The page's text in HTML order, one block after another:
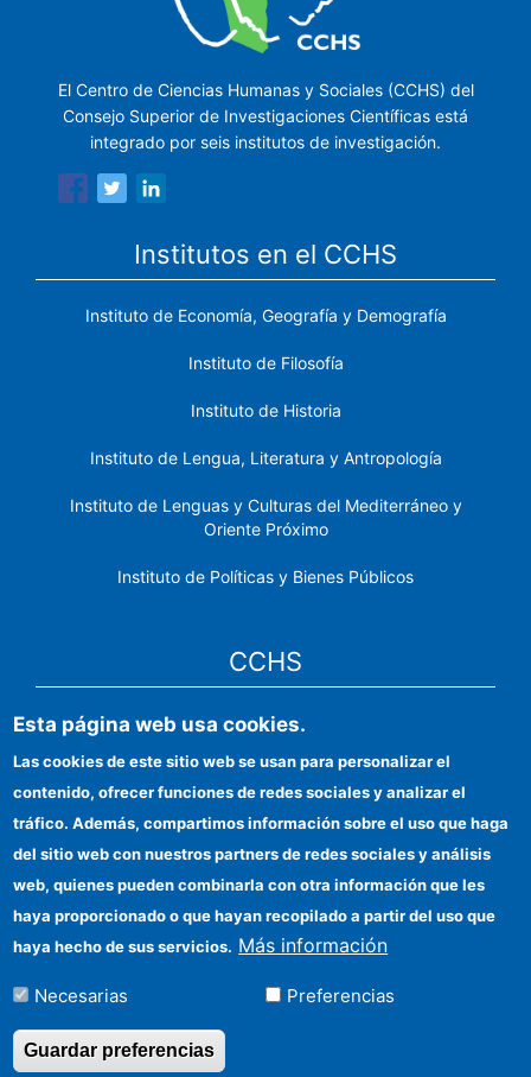
El Centro de Ciencias Humanas y Sociales (CCHS) del
Consejo Superior de Investigaciones Científicas está
integrado por seis institutos de investigación.
Institutos en el CCHS
Instituto de Economía, Geografía y Demografía
Instituto de Filosofía
Instituto de Historia
Instituto de Lengua, Literatura y Antropología
Instituto de Lenguas y Culturas del Mediterráneo y
Oriente Próximo
Instituto de Políticas y Bienes Públicos
CCHS
Sede electrónica CSIC
Identidad institucional
Información para proveedores
Ayudas FEDER
Organismos financiadores
Contacto
Cómo llegar
Esta página web usa cookies.
Las cookies de este sitio web se usan para personalizar el
contenido, ofrecer funciones de redes sociales y analizar el
tráfico. Además, compartimos información sobre el uso que haga
del sitio web con nuestros partners de redes sociales y análisis
web, quienes pueden combinarla con otra información que les
haya proporcionado o que hayan recopilado a partir del uso que
haya hecho de sus servicios. Más información
Necesarias Preferencias
Guardar preferencias